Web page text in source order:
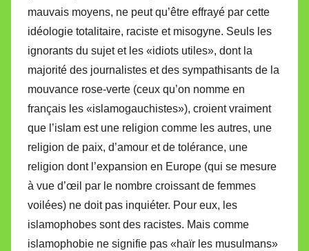
mauvais moyens, ne peut qu’être effrayé par cette
idéologie totalitaire, raciste et misogyne. Seuls les
ignorants du sujet et les «idiots utiles», dont la
majorité des journalistes et des sympathisants de la
mouvance rose-verte (ceux qu’on nomme en
français les «islamogauchistes»), croient vraiment
que l’islam est une religion comme les autres, une
religion de paix, d’amour et de tolérance, une
religion dont l’expansion en Europe (qui se mesure
à vue d’œil par le nombre croissant de femmes
voilées) ne doit pas inquiéter. Pour eux, les
islamophobes sont des racistes. Mais comme
islamophobie ne signifie pas «haïr les musulmans»